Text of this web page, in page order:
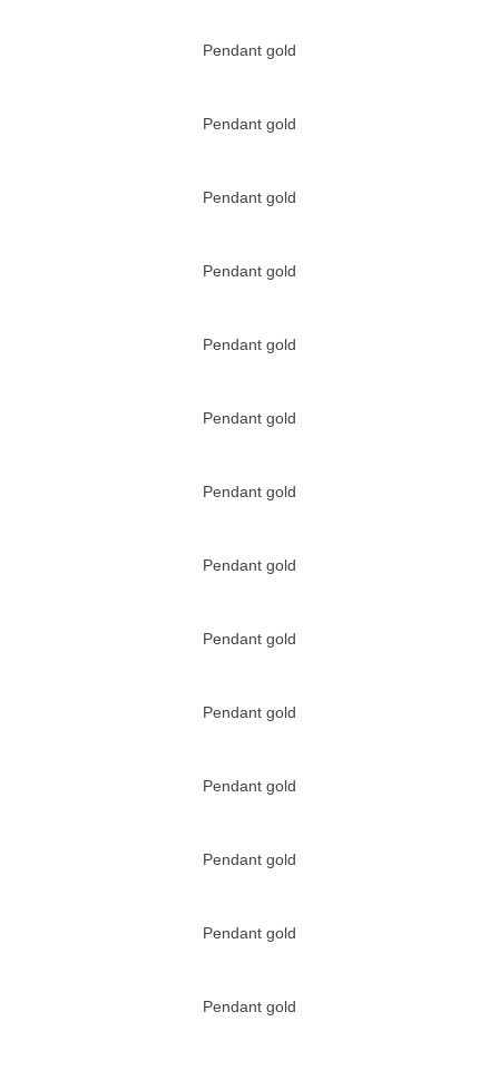
Pendant gold
Pendant gold
Pendant gold
Pendant gold
Pendant gold
Pendant gold
Pendant gold
Pendant gold
Pendant gold
Pendant gold
Pendant gold
Pendant gold
Pendant gold
Pendant gold